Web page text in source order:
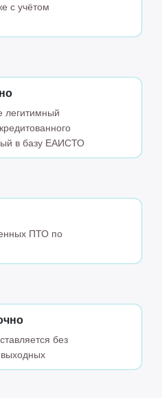
с учётом
легитимный
в базу ЕАИСТО
ПТО по
без